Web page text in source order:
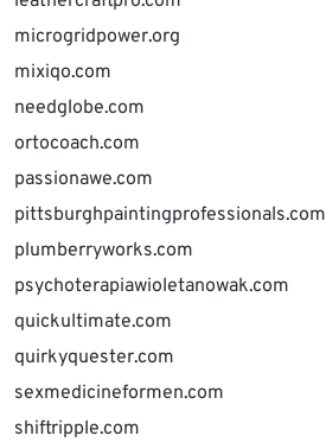
microgridpower.org
mixiqo.com
needglobe.com
ortocoach.com
passionawe.com
pittsburghpaintingprofessionals.com
plumberryworks.com
psychoterapiawioletanowak.com
quickultimate.com
quirkyquester.com
sexmedicineformen.com
shiftripple.com